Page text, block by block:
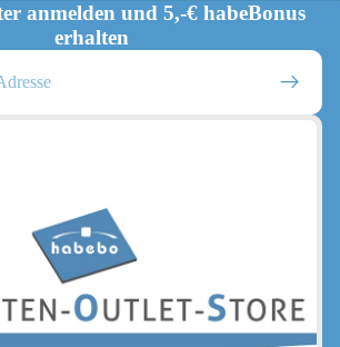
anmelden und 5,-€ habeBonus
erhalten